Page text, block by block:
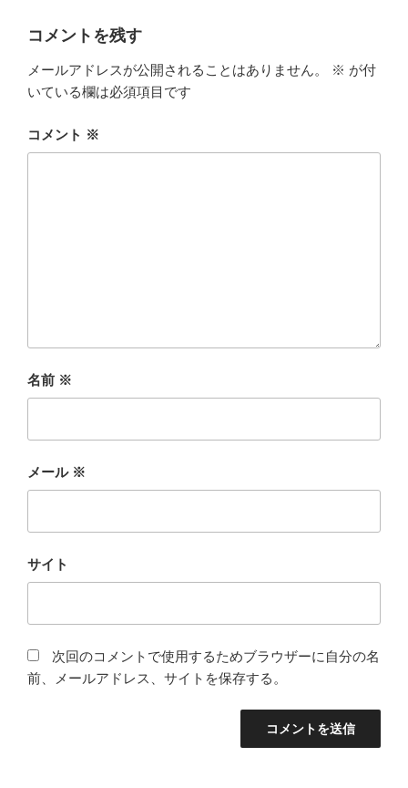
コメントを残す
メールアドレスが公開されることはありません。 ※ が付
いている欄は必須項目です
コメント ※
名前 ※
メール ※
サイト
次回のコメントで使用するためブラウザーに自分の名
前、メールアドレス、サイトを保存する。